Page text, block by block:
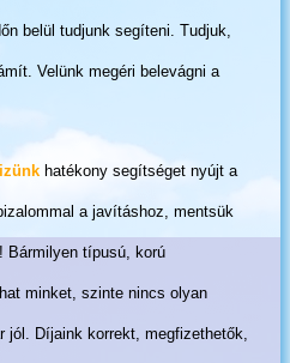
belül tudjunk segíteni. Tudjuk,
Velünk megéri belevágni a
hatékony segítséget nyújt a
a javításhoz, mentsük
Bármilyen típusú, korú
minket, szinte nincs olyan
jól. Díjaink korrekt, megfizethetők,